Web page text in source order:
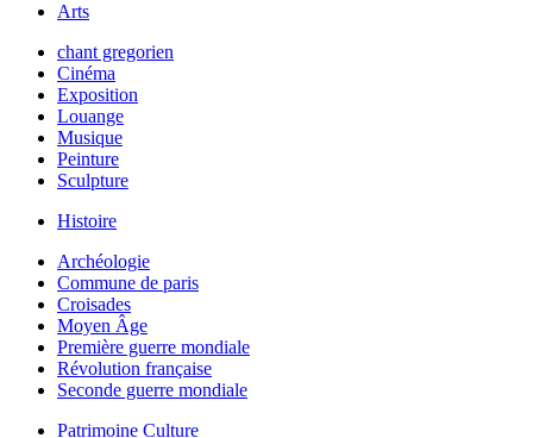
Arts
chant gregorien
Cinéma
Exposition
Louange
Musique
Peinture
Sculpture
Histoire
Archéologie
Commune de paris
Croisades
Moyen Âge
Première guerre mondiale
Révolution française
Seconde guerre mondiale
Patrimoine Culture